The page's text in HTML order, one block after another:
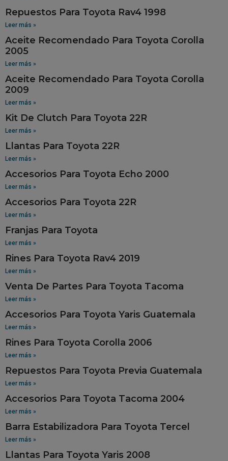
Repuestos Para Toyota Rav4 1998
Leer más »
Aceite Recomendado Para Toyota Corolla
2005
Leer más »
Aceite Recomendado Para Toyota Corolla
2009
Leer más »
Kit De Clutch Para Toyota 22R
Leer más »
Llantas Para Toyota 22R
Leer más »
Accesorios Para Toyota Echo 2000
Leer más »
Accesorios Para Toyota 22R
Leer más »
Franjas Para Toyota
Leer más »
Rines Para Toyota Rav4 2019
Leer más »
Venta De Partes Para Toyota Tacoma
Leer más »
Accesorios Para Toyota Yaris Guatemala
Leer más »
Rines Para Toyota Corolla 2006
Leer más »
Repuestos Para Toyota Previa Guatemala
Leer más »
Accesorios Para Toyota Tacoma 2004
Leer más »
Barra Estabilizadora Para Toyota Tercel
Leer más »
Llantas Para Toyota Yaris 2008